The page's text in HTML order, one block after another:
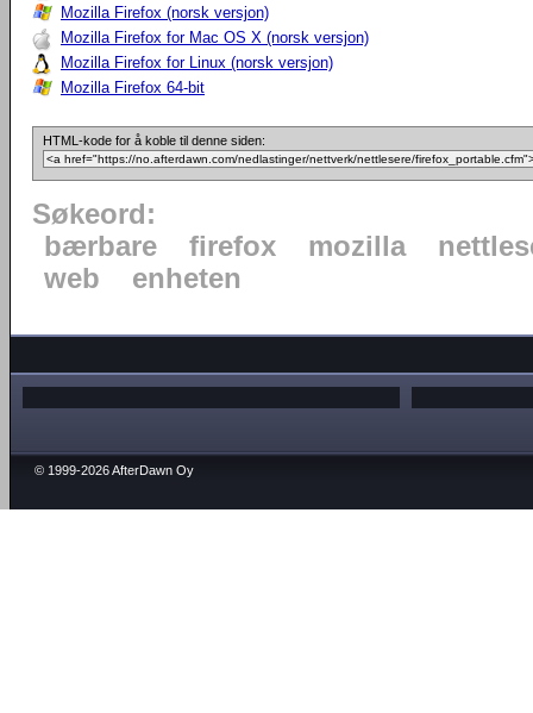
Mozilla Firefox (norsk versjon)
Mozilla Firefox for Mac OS X (norsk versjon)
Mozilla Firefox for Linux (norsk versjon)
Mozilla Firefox 64-bit
HTML-kode for å koble til denne siden:
Søkeord:
bærbare
firefox mozilla
web
enheten
© 1999-2026 AfterDawn Oy